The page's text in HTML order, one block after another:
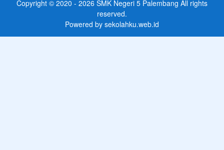
Copyright © 2020 - 2026 SMK Negeri 5 Palembang All rights
reserved.
Powered by sekolahku.web.id